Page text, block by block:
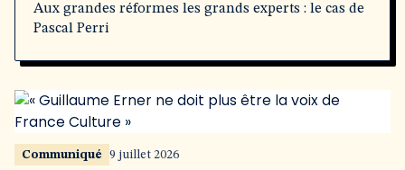
Aux grandes réformes les grands experts : le cas de
Pascal Perri
Communiqué 9 juillet 2026